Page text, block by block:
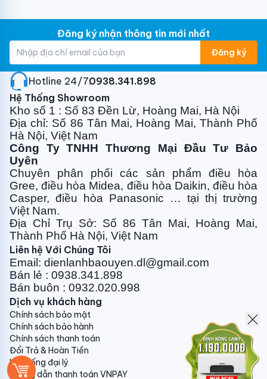
từ 20 - 30 m2
Điều hòa LGInverter 2.0 HP V18ENF1 có thiết kế hiện
đại, gam màu trắng sang trọng, sẽ làm nổi bật lên
không gian nội thất nhà bạn. Ngoài ra, máy lạnh LG
2.0 HP còn là sự lựa chọn lý tưởng cho những căn
phòng có diện tích từ 20 - 30 m2.
Tiết kiệm điện trong quá trình sử dụng với công
nghệ Dual Cool Inverter
Ứng dụng công nghệ Dual Cool Inverter, máy lạnh
không chỉ đem lại khả năng làm lạnh nhanh hơn, vận
hành êm ái và bền bỉ hơn mà còn giúp tiết kiệm điện
năng đáng kể trong quá trình sử dụng.
Chế độ tự động làm sạch giúp tăng tuổi thọ máy
Chế độ tự động làm sạch trên Điều hòa LG giúp ngăn
ngừa sự hình thành vi khuẩn và nấm mốc trong dàn
lạnh, từ đó tạo ra một môi trường trong lành hơn cho
người sử dụng.
Tăng cường tuổi thọ của máy với dàn tản nhiệt ống
dẫn bằng đồng, lớp phủ chống ăn mòn Gold Fin
Đăng ký nhận thông tin mới nhất
Đăng ký
Hotline 24/7:0938.341.898
Hệ Thống Showroom
Kho số 1 : Số 83 Đền Lừ, Hoàng Mai, Hà Nội
Địa chỉ: Số 86 Tân Mai, Hoàng Mai, Thành Phố
Hà Nội, Việt Nam
Công Ty TNHH Thương Mại Đầu Tư Bảo
Uyên
Chuyên phân phối các sản phẩm điều hòa
Gree, điều hòa Midea, điều hòa Daikin, điều hòa
Casper, điều hòa Panasonic … tại thị trường
Việt Nam.
Địa Chỉ Trụ Sở: Số 86 Tân Mai, Hoàng Mai,
Thành Phố Hà Nội, Việt Nam
Liên hệ Với Chúng Tôi
Email: dienlanhbaouyen.dl@gmail.com
Bán lẻ : 0938.341.898
Bán buôn : 0932.020.998
Dịch vụ khách hàng
Chính sách bảo mật
Chính sách bảo hành
Chính sách thanh toán
Đổi Trả & Hoàn Tiền
Hệ thống đại lý
Hướng dẫn thanh toán VNPAY